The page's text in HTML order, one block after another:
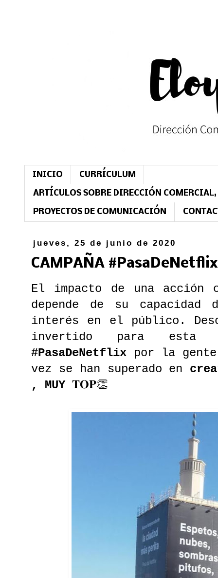
INICIO CURRÍCULUM
ARTÍCULOS SOBRE DIRECCIÓN
PROYECTOS DE COMUNICACIÓN
jueves, 25 de junio de 2020
CAMPAÑA #PasaDeNetflix
El impacto de una acción
depende de su capacidad
interés en el público.
invertido para esta
#PasaDeNetflix por la
vez se han superado en
, MUY 𝐓𝐎𝐏👏